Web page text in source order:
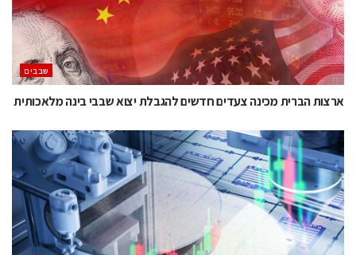
‫שבבים‬
ארצות הברית מכינה צעדים חדשים להגבלת יצוא שבבי בינה מלאכותית